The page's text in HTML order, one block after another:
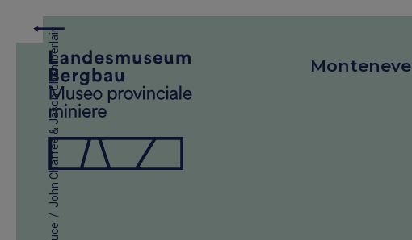
Monteneve
/
John Chaffee & Jason Chamberlain